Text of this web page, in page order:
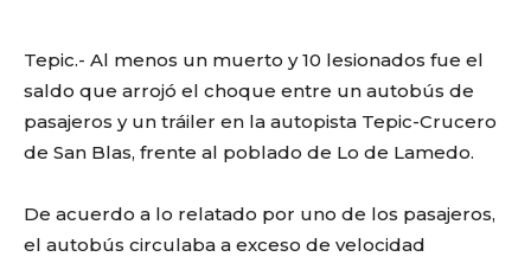
Tepic.- Al menos un muerto y 10 lesionados fue el
saldo que arrojó el choque entre un autobús de
pasajeros y un tráiler en la autopista Tepic-Crucero
de San Blas, frente al poblado de Lo de Lamedo.
De acuerdo a lo relatado por uno de los pasajeros,
el autobús circulaba a exceso de velocidad